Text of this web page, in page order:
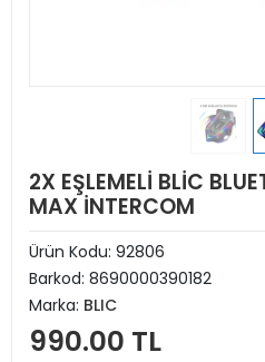
2X EŞLEMELİ BLİC
MAX İNTERCOM
Ürün Kodu: 92806
Barkod: 8690000390182
Marka: BLIC
990.00 TL